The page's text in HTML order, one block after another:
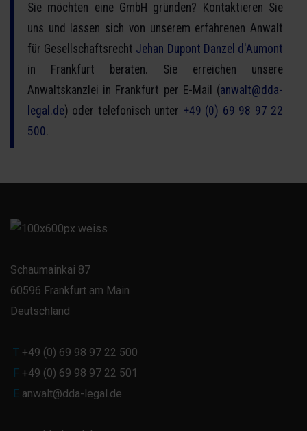
Sie möchten eine GmbH gründen? Kontaktieren Sie
uns und lassen sich von unserem erfahrenen Anwalt
für Gesellschaftsrecht Jehan Dupont Danzel d'Aumont
in Frankfurt beraten. Sie erreichen unsere
Anwaltskanzlei in Frankfurt per E-Mail (anwalt@dda-
legal.de) oder telefonisch unter +49 (0) 69 98 97 22
500.
Schaumainkai 87
60596 Frankfurt am Main
Deutschland
T +49 (0) 69 98 97 22 500
F +49 (0) 69 98 97 22 501
E anwalt@dda-legal.de